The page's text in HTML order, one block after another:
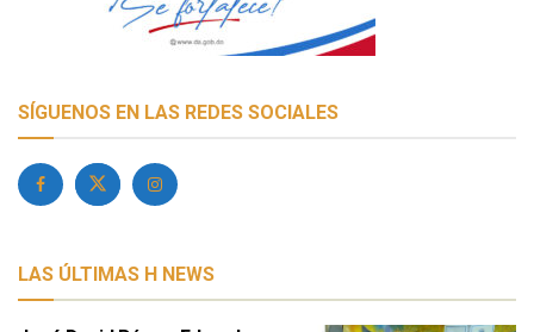
SÍGUENOS EN LAS REDES SOCIALES
LAS ÚLTIMAS H NEWS